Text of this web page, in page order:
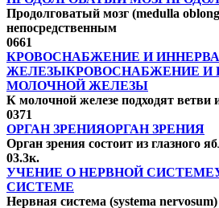
Продолговатый мозг (medulla
непосредственным
0661
КРОВОСНАБЖЕНИЕ И
ЖЕЛЕЗЫКРОВОСНАБЖЕНИЕ И
МОЛОЧНОЙ ЖЕЛЕЗЫ
К молочной железе подходят ветви
0371
ОРГАН ЗРЕНИЯОРГАН ЗРЕНИЯ
Орган зрения состоит из глазного
03.3к.
УЧЕНИЕ О НЕРВНОЙ
СИСТЕМЕ
Нервная система (systema